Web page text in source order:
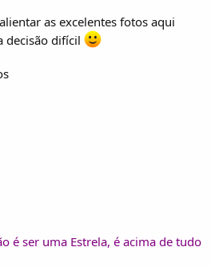
as excelentes fotos aqui
decisão difícil
é ser uma Estrela, é acima de tudo